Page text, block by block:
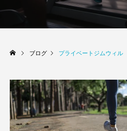
ブログ プライベートジムウィル